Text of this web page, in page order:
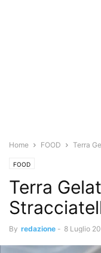
Home FOOD Terra
FOOD
Terra
By redazione - 8 Luglio